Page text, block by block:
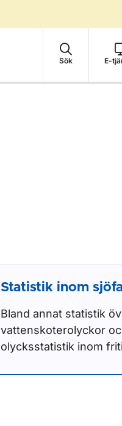
Sök E-
Statistik inom
Bland annat statistik
vattenskoterolyckor
olycksstatistik inom